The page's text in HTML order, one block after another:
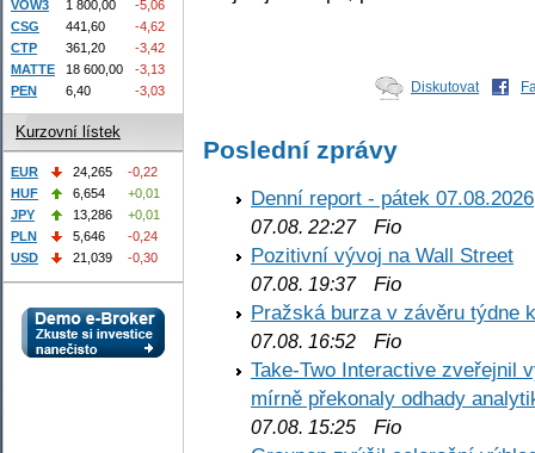
Diskutovat
Poslední zprávy
Denní report - pátek 07.08.2026
07.08. 22:27Fio
Pozitivní vývoj na Wall Street
07.08. 19:37Fio
Pražská burza v závěru týdne
07.08. 16:52 Fio
Take-Two Interactive zveřejnil
mírně překonaly odhady
07.08. 15:25 Fio
VOW3 1 800,00
-5,06
CSG
441,60
-4,62
CTP
361,20
-3,42
MATTE
18 600,00
-3,13
PEN
6,40 -3,03
Kurzovní lístek
EUR 24,265
-0,22
HUF
6,654
+0,01
JPY
13,286
+0,01
PLN
5,646
-0,24
USD
21,039 -0,30